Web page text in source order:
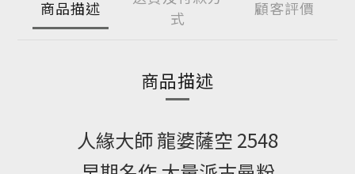
商品描述
式
顧客評價
商品描述
人緣大師 龍婆薩空 2548